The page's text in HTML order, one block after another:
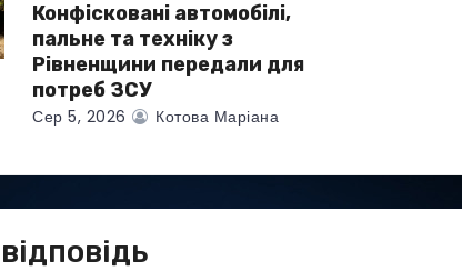
Конфісковані автомобілі,
пальне та техніку з
Рівненщини передали для
потреб ЗСУ
Сер 5, 2026 Котова Маріана